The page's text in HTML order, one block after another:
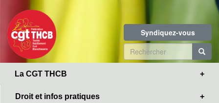
contenu
principal
Syndiquez-vous
Formulaire
de
La CGT THCB
Droit et infos pratiques